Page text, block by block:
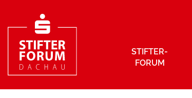
STIFTER­
FORUM